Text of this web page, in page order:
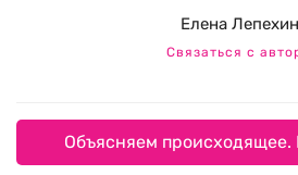
Елена
Связаться с
Объясняем происходящее.